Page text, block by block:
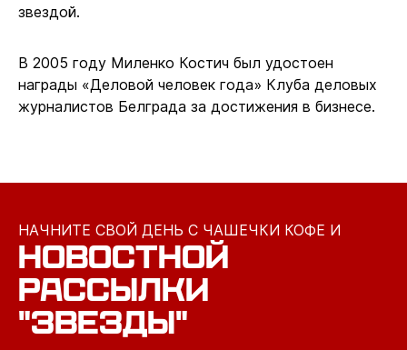
звездой.
В 2005 году Миленко Костич был удостоен
награды «Деловой человек года» Клуба деловых
журналистов Белграда за достижения в бизнесе.
НАЧНИТЕ СВОЙ ДЕНЬ С ЧАШЕЧКИ КОФЕ И
НОВОСТНОЙ
РАССЫЛКИ
"ЗВЕЗДЫ"